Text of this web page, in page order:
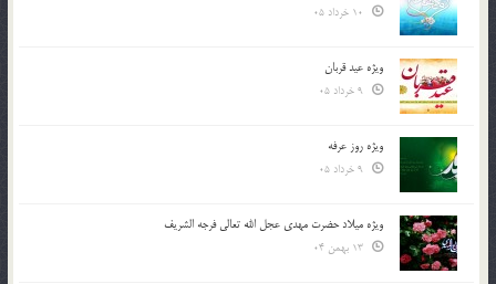
ویژه عید قربان
ویژه روز عرفه
ویژه میلاد حضرت مهدی عجل الله تعالی فرجه الشريف